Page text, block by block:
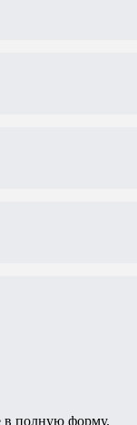
в полную форму.